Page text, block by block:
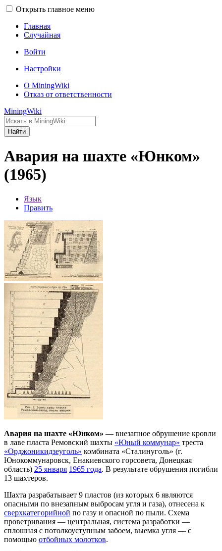
Открыть главное меню
Главная
Случайная
Войти
Настройки
О MiningWiki
Отказ от ответственности
MiningWiki
Найти
Авария на шахте «Юнком»
(1965)
Язык
Править
Авария на шахте «Юнком» — внезапное обрушение кровли
в лаве пласта Ремовский шахты «Юный коммунар» треста
«Орджоникидзеуголь» комбината «Сталинуголь» (г.
Юнокоммунаровск, Енакиевского горсовета, Донецкая
область) 25 января 1965 года. В результате обрушения погибли
13 шахтеров.
Шахта разрабатывает 9 пластов (из которых 6 являются
опасными по внезапным выбросам угля и газа), отнесена к
сверхкатегорийной по газу и опасной по пыли. Схема
проветривания — центральная, система разработки —
сплошная с потолкоуступным забоем, выемка угля — с
помощью отбойных молотков.